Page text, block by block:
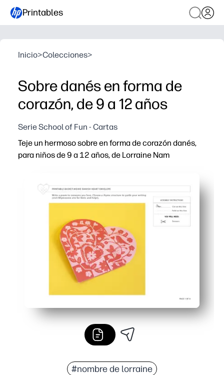
Printables
Inicio>Colecciones>
Sobre danés en forma de
corazón, de 9 a 12 años
Serie School of Fun - Cartas
Teje un hermoso sobre en forma de corazón danés,
para niños de 9 a 12 años, de Lorraine Nam
Desarrollas la motricidad fina y el razonamiento
Recibirás una forma dulce y fácil de guardar como
Los pasos claros y aptos para los niños apoyan el
#nombre de lorraine